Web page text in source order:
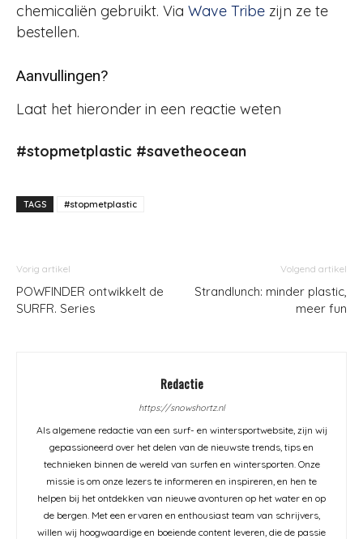
chemicaliën gebruikt. Via Wave Tribe zijn ze te
bestellen.
Aanvullingen?
Laat het hieronder in een reactie weten
#stopmetplastic #savetheocean
TAGS #stopmetplastic
Vorig artikel
POWFINDER ontwikkelt de
SURFR. Series
Volgend artikel
Strandlunch: minder plastic,
meer fun
Redactie
https://snowshortz.nl
Als algemene redactie van een surf- en wintersportwebsite, zijn wij
gepassioneerd over het delen van de nieuwste trends, tips en
technieken binnen de wereld van surfen en wintersporten. Onze
missie is om onze lezers te informeren en inspireren, en hen te
helpen bij het ontdekken van nieuwe avonturen op het water en op
de bergen. Met een ervaren en enthousiast team van schrijvers,
willen wij hoogwaardige en boeiende content leveren, die de passie